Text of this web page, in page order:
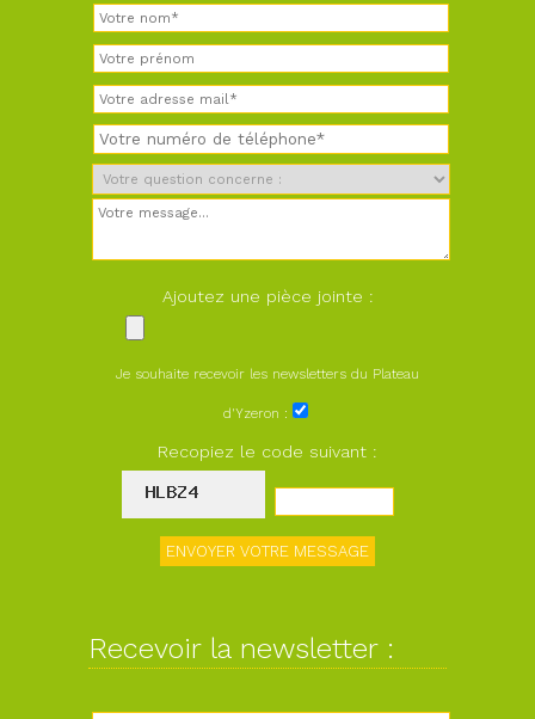
Ajoutez une pièce jointe :
Je souhaite recevoir les newsletters du Plateau
d'Yzeron :
Recopiez le code suivant :
Recevoir la newsletter :